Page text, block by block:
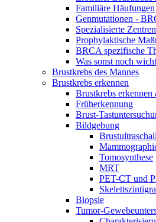
Familiäre Häufungen
Genmutationen -
Spezialisierte Zentren
Prophylaktische
BRCA spezifische
Was sonst noch
Brustkrebs des Mannes
Brustkrebs erkennen
Brustkrebs erkennen
Früherkennung
Brust-
Bildgebung
Brustultraschall
Tomosynthese
MRT
PET-CT und
Biopsie
Tumor-